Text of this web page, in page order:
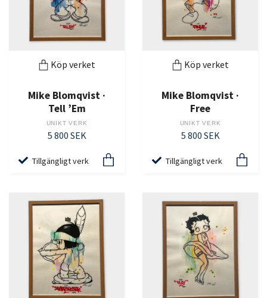
Köp verket
Mike Blomqvist ·
Tell ’Em
UNIKT VERK
5 800 SEK
Tillgängligt verk
Köp verket
Mike Blomqvist ·
Free
UNIKT VERK
5 800 SEK
Tillgängligt verk